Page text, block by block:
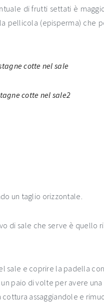
di frutti settati è
pellicola (episperma) che
un taglio orizzontale.
di sale che serve è quello
sale e coprire la padella
paio di volte per avere
assaggiandole e